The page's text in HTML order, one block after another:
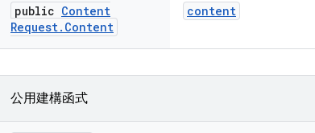
public Content
Request. Content
content
公用建構函式